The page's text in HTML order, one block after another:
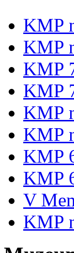
KMP
KMP
KMP
KMP
KMP
KMP
KMP
KMP
V
KMP